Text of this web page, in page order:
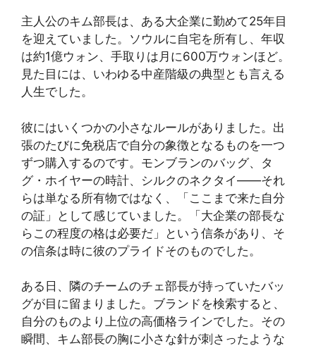
主人公のキム部長は、ある大企業に勤めて25年目
を迎えていました。ソウルに自宅を所有し、年収
は約1億ウォン、手取りは月に600万ウォンほど。
見た目には、いわゆる中産階級の典型とも言える
人生でした。
彼にはいくつかの小さなルールがありました。出
張のたびに免税店で自分の象徴となるものを一つ
ずつ購入するのです。モンブランのバッグ、タ
グ・ホイヤーの時計、シルクのネクタイ——それ
らは単なる所有物ではなく、「ここまで来た自分
の証」として感じていました。「大企業の部長な
らこの程度の格は必要だ」という信条があり、そ
の信条は時に彼のプライドそのものでした。
ある日、隣のチームのチェ部長が持っていたバッ
グが目に留まりました。ブランドを検索すると、
自分のものより上位の高価格ラインでした。その
瞬間、キム部長の胸に小さな針が刺さったような